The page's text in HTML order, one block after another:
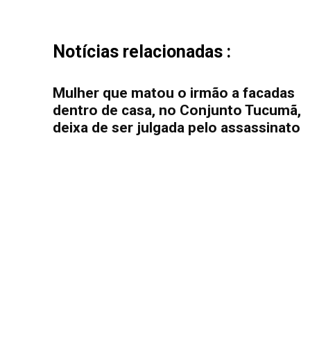
Notícias relacionadas :
Mulher que matou o irmão a facadas
dentro de casa, no Conjunto Tucumã,
deixa de ser julgada pelo assassinato